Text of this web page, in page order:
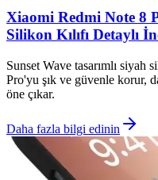
Xiaomi Redmi Note 8
Silikon Kılıfı Detaylı
Sunset Wave tasarımlı
Pro'yu şık ve güvenle korur,
öne çıkar.
Daha fazla bilgi edinin